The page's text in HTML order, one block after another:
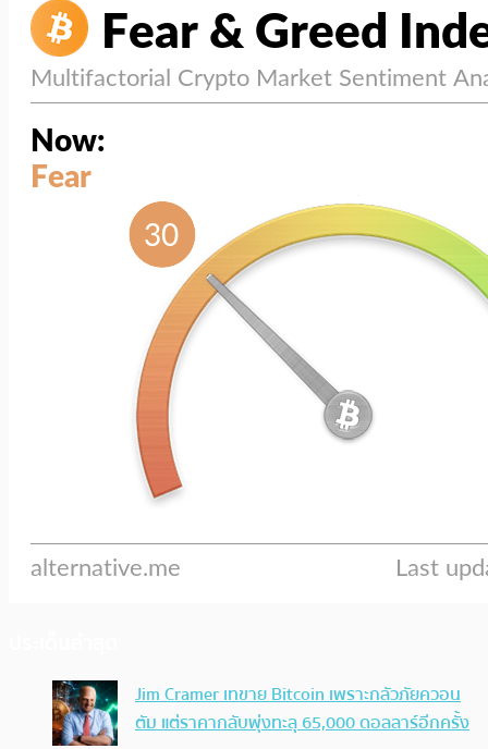
Jim Cramer เทขาย Bitcoin เพราะกลัวภัยควอน
ตัม แต่ราคากลับพุ่งทะลุ 65,000 ดอลลาร์อีกครั้ง